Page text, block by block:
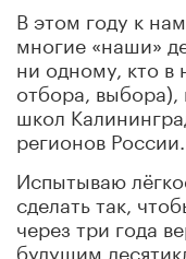
В этом году к нам
многие «наши»
ни одному, кто
отбора, выбора),
школ
регионов России.
Испытываю
сделать так,
через три года
будущим